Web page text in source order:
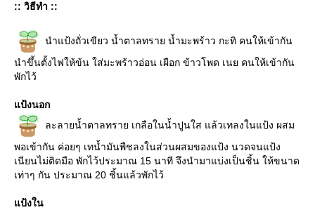
:: วิธีทำ ::
นำแป้งถั่วเขียว น้ำตาลทราย น้ำมะพร้าว กะทิ คนให้เข้ากัน
นำขึ้นตั้งไฟให้ข้น ใส่มะพร้าวอ่อน เผือก ข้าวโพด เนย คนให้เข้ากัน
พักไว้
ป้งนอก
ละลายน้ำตาลทราย เกลือในน้ำปูนใส แล้วเทลงในแป้ง ผสม
พอเข้ากัน ค่อยๆ เทน้ำมันพืชลงในส่วนผสมของแป้ง นวดจนแป้ง
เนียนไม่ติดมือ พักไว้ประมาณ 15 นาที จึงนำมาแบ่งเป็นชิ้น ให้ขนาด
เท่าๆ กัน ประมาณ 20 ชิ้นแล้วพักไว้
ป้งใน